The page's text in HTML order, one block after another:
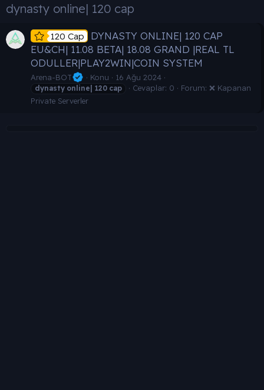
dynasty online| 120 cap
120 Cap
DYNASTY ONLINE| 120 CAP
EU&CH| 11.08 BETA| 18.08 GRAND |REAL TL
ODULLER|PLAY2WIN|COIN SYSTEM
Arena-BOT Konu 16 Ağu 2024
dynasty online| 120 cap Cevaplar: 0 Forum: ❌ Kapanan
Private Serverler